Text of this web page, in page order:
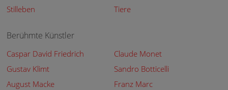
Stilleben
Tiere
Berühmte Künstler
Caspar David Friedrich
Claude Monet
Gustav Klimt
Sandro Botticelli
August Macke
Franz Marc